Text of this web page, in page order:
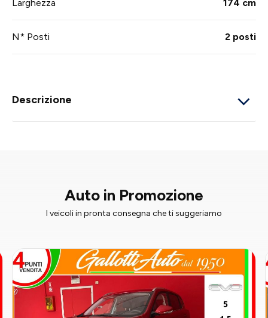
Larghezza 174 cm
N* Posti 2 posti
Descrizione
Auto in Promozione
I veicoli in pronta consegna che ti suggeriamo